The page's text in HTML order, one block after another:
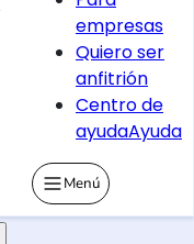
empresas
Quiero ser
anfitrión
Centro de
ayudaAyuda
Menú